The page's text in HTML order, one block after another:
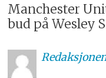
Manchester
bud på Wesley